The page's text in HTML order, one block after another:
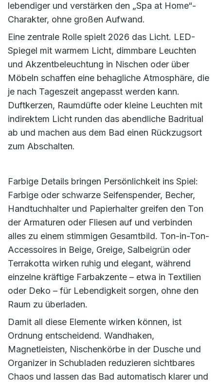
lebendiger und verstärken den „Spa at Home“-
Charakter, ohne großen Aufwand.
Eine zentrale Rolle spielt 2026 das Licht. LED-
Spiegel mit warmem Licht, dimmbare Leuchten
und Akzentbeleuchtung in Nischen oder über
Möbeln schaffen eine behagliche Atmosphäre, die
je nach Tageszeit angepasst werden kann.
Duftkerzen, Raumdüfte oder kleine Leuchten mit
indirektem Licht runden das abendliche Badritual
ab und machen aus dem Bad einen Rückzugsort
zum Abschalten.
Farbige Details bringen Persönlichkeit ins Spiel:
Farbige oder schwarze Seifenspender, Becher,
Handtuchhalter und Papierhalter greifen den Ton
der Armaturen oder Fliesen auf und verbinden
alles zu einem stimmigen Gesamtbild. Ton-in-Ton-
Accessoires in Beige, Greige, Salbeigrün oder
Terrakotta wirken ruhig und elegant, während
einzelne kräftige Farbakzente – etwa in Textilien
oder Deko – für Lebendigkeit sorgen, ohne den
Raum zu überladen.
Damit all diese Elemente wirken können, ist
Ordnung entscheidend. Wandhaken,
Magnetleisten, Nischenkörbe in der Dusche und
Organizer in Schubladen reduzieren sichtbares
Chaos und lassen das Bad automatisch klarer und